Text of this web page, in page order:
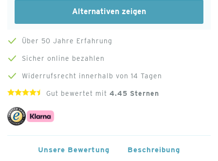
Alternativen zeigen
Über 50 Jahre Erfahrung
Sicher online bezahlen
Widerrufsrecht innerhalb von 14 Tagen
Gut bewertet mit 4.45 Sternen
Unsere Bewertung Beschreibung